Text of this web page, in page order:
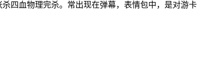
四血物理完杀。常出现在弹幕，表情包中，是对游卡